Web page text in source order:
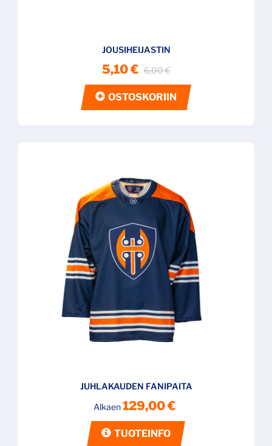
JOUSIHEIJASTIN
5,10 € 6,00 €
OSTOSKORIIN
JUHLAKAUDEN FANIPAITA
Alkaen129,00 €
TUOTEINFO